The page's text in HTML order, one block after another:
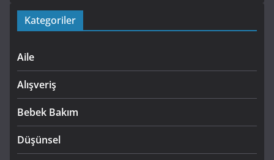
Kategoriler
Aile
Alışveriş
Bebek Bakım
Düşünsel